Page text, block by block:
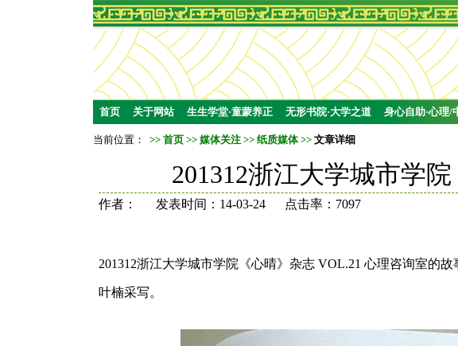
首页 关于网站 生生学堂·童蒙养正 无形书院·大学之道 身心自助·心理/
当前位置： >> 首页 >> 媒体关注 >> 纸质媒体>> 文章详细
201312浙江大学城市学
作者： 发表时间：14-03-24 点击率：7097
201312浙江大学城市学院《心晴》杂志 VOL.21 心理咨询室的故
叶楠采写。